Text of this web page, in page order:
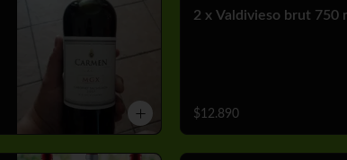
2 x Valdivieso brut 750
$12.890